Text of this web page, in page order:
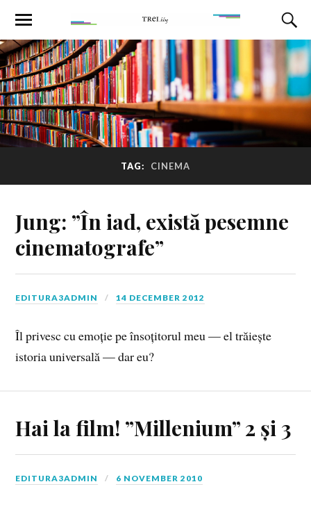
TAG: CINEMA
Jung: ”În iad, există pesemne
cinematografe”
EDITURA3ADMIN 14 DECEMBER 2012
Îl privesc cu emoție pe însoțitorul meu — el trăiește
istoria universală — dar eu?
Hai la film! ”Millenium” 2 și 3
EDITURA3ADMIN 6 NOVEMBER 2010